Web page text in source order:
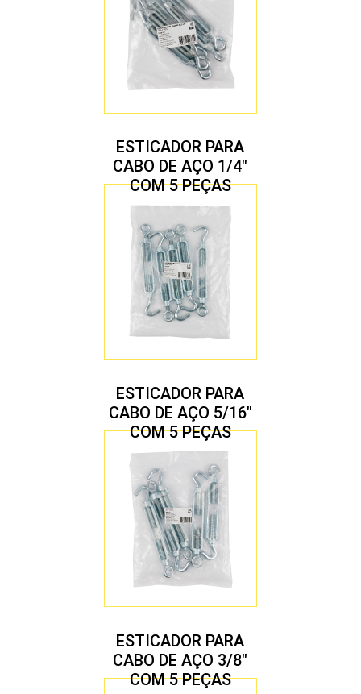
ESTICADOR PARA
CABO DE AÇO 1/4″
COM 5 PEÇAS
ESTICADOR PARA
CABO DE AÇO 5/16″
COM 5 PEÇAS
ESTICADOR PARA
CABO DE AÇO 3/8″
COM 5 PEÇAS